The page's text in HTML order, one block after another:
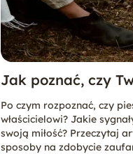
Jak poznać, czy
zaufanie?
Po czym rozpoznać, czy
właścicielowi? Jakie
swoją miłość? Przeczytaj
sposoby na zdobycie